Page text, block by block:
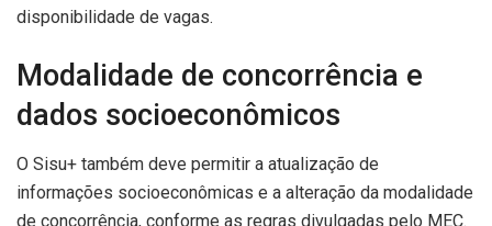
disponibilidade de vagas.
Modalidade de concorrência e
dados socioeconômicos
O Sisu+ também deve permitir a atualização de
informações socioeconômicas e a alteração da modalidade
de concorrência, conforme as regras divulgadas pelo MEC.